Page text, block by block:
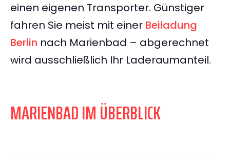
einen eigenen Transporter. Günstiger
fahren Sie meist mit einer Beiladung
Berlin nach Marienbad – abgerechnet
wird ausschließlich Ihr Laderaumanteil.
MARIENBAD IM ÜBERBLICK